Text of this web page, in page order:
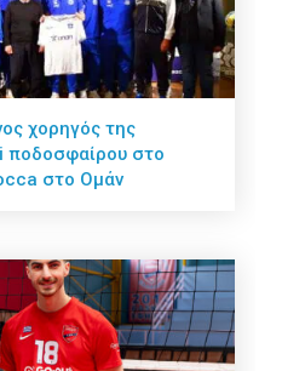
χορηγός της
ποδοσφαίρου στο
στο Ομάν